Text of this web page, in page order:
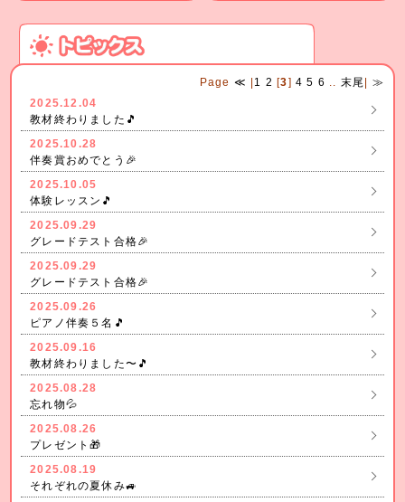
Page ≪ | 1 2 [3] 4 5 6 末尾 | ≫
2025.12.04
教材終わりました🎵
2025.10.28
伴奏賞おめでとう🎉
2025.10.05
体験レッスン🎵
2025.09.29
グレードテスト合格🎉
2025.09.29
グレードテスト合格🎉
2025.09.26
ピアノ伴奏５名🎵
2025.09.16
教材終わりました〜🎵
2025.08.28
忘れ物💦
2025.08.26
プレゼント🎁
2025.08.19
それぞれの夏休み🚙